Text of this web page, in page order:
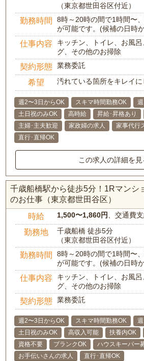
（東京都世田谷区付近）
勤務時間
8時～20時の間で1時間〜
が可能です。(候補の日時
仕事内容
キッチン、トイレ、お風
グ、その他のお掃除
契約形態 業務委託
希望 汚れている箇所をキレイ
週2〜3日からOK スキマ時間勤務OK
土日祝のみOK
高時給 昇給･昇格あり
主婦･主夫歓迎
家政婦の求人
家事代行
直行･直帰OK
この求人の詳細を見
千歳船橋駅から徒歩5分！1Rマンシ
のお仕事（東京都世田谷区）
時給 1,500〜1,860円 、交通費
勤務地
千歳船橋 徒歩5分
（東京都世田谷区付近）
勤務時間
8時～20時の間で1時間〜
が可能です。(候補の日時
仕事内容
キッチン、トイレ、お風
グ、その他のお掃除
契約形態 業務委託
週2〜3日からOK スキマ時間勤務OK
土日祝のみOK
高収入可能 扶養内OK
資格不要
ブランクOK ハウスキーパー
お手伝いさんの求人
直行･直帰OK